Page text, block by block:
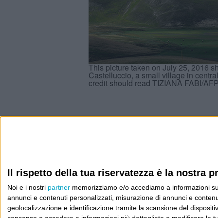
Il rispetto della tua riservatezza è la nostra
Noi e i nostri partner memorizziamo e/o accediamo a informazioni
annunci e contenuti personalizzati, misurazione di annunci e
geolocalizzazione e identificazione tramite la scansione del
This picture taken on July 25, 2016
Castelluccio, a small village in
credit should read TIZIANA FABI/
Filologia di Wittgenstein
Cookie
Informativa sui cookie